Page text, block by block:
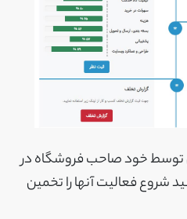
توسط خود صاحب فروشگاه در
شروع فعالیت آنها را تخمین